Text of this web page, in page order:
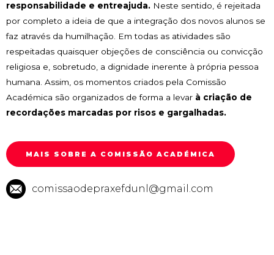
responsabilidade e entreajuda. Neste sentido, é rejeitada
por completo a ideia de que a integração dos novos alunos se
faz através da humilhação. Em todas as atividades são
respeitadas quaisquer objeções de consciência ou convicção
religiosa e, sobretudo, a dignidade inerente à própria pessoa
humana. Assim, os momentos criados pela Comissão
Académica são organizados de forma a levar à criação de
recordações marcadas por risos e gargalhadas.
MAIS SOBRE A COMISSÃO ACADÉMICA
comissaodepraxefdunl@gmail.com